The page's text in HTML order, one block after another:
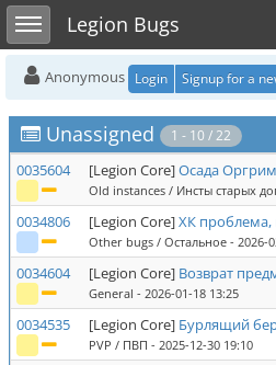
Toggle sidebarLegion Bugs
Anonymous Login Signup for a
Unassigned 1 - 10 / 22
0035604 [Legion Core]Осада
Old instances / Инсты старых
0034806 [Legion Core]ХК проблема,
Other bugs / Остальное - 2026-
0034604 [Legion Core] Возврат
General - 2026-01-18 13:25
0034535 [Legion Core] Бурлящий
PVP / ПВП - 2025-12-30 19:10